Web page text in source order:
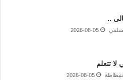
..
2026-08-05
لا تتعلم
2026-08-05